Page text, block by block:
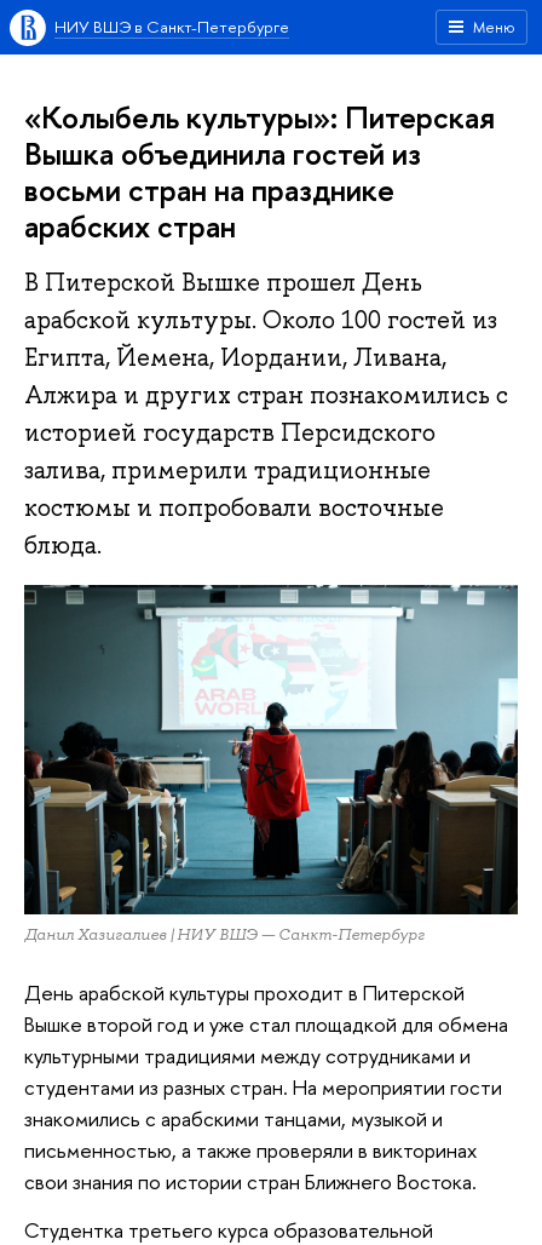
Меню
НИУ ВШЭ в Санкт-Петербурге
«Колыбель культуры»: Питерская
Вышка объединила гостей из
восьми стран на празднике
арабских стран
В Питерской Вышке прошел День
арабской культуры. Около 100 гостей из
Египта, Йемена, Иордании, Ливана,
Алжира и других стран познакомились с
историей государств Персидского
залива, примерили традиционные
костюмы и попробовали восточные
блюда.
Данил Хазигалиев | НИУ ВШЭ — Санкт-Петербург
День арабской культуры проходит в Питерской
Вышке второй год и уже стал площадкой для обмена
культурными традициями между сотрудниками и
студентами из разных стран. На мероприятии гости
знакомились с арабскими танцами, музыкой и
письменностью, а также проверяли в викторинах
свои знания по истории стран Ближнего Востока.
Студентка третьего курса образовательной